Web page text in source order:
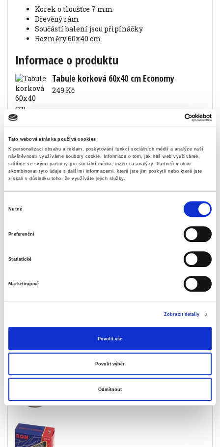
Tato webová stránka používá cookies
K personalizaci obsahu a reklam, poskytování funkcí sociálních médií a analýze naší
návštěvnosti využíváme soubory cookie.
Informace o tom, jak náš web využíváme,
sdílíme se svými partnery pro sociální média, inzerci a analýzy.
Partneři mohou
zkombinovat tyto údaje s dalšími informacemi, které jste jim poskytli nebo které jste
získali v důsledku toho, že využíváte jejich služby.
Nutné
Preferenční
Statistické
Marketingové
Zobrazit detaily
Povolit vše
Povolit výběr
Odmítnout
korek o tloušťce 7 mm
dřevěný rám
součástí balení jsou připínáčky
rozměry 60x40 cm
Informace o produktu
Tabule korková 60x40 cm Economy
249 Kč
Specifikace produktu
Objednací číslo
9038504060
šířka